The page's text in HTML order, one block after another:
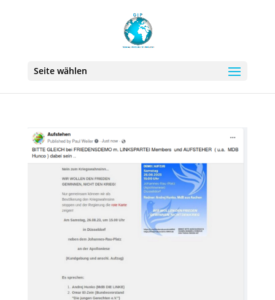
Seite wählen